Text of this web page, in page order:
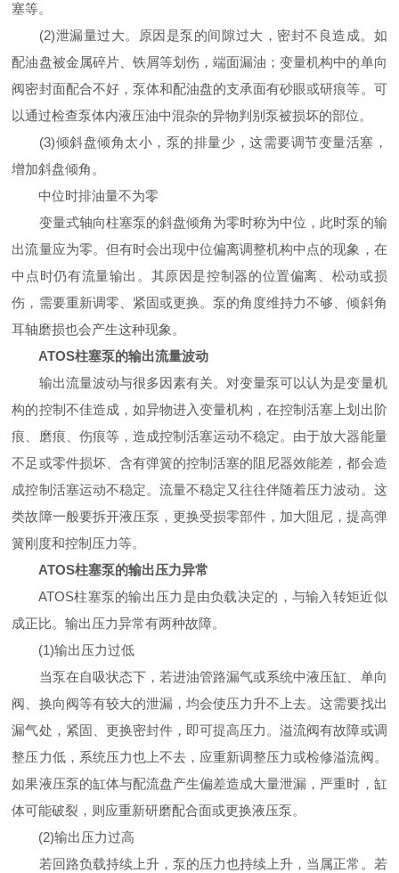
塞等。
(2)泄漏量过大。原因是泵的间隙过大，密封不良造成。如
配油盘被金属碎片、铁屑等划伤，端面漏油；变量机构中的单向
阀密封面配合不好，泵体和配油盘的支承面有砂眼或研痕等。可
以通过检查泵体内液压油中混杂的异物判别泵被损坏的部位。
(3)倾斜盘倾角太小，泵的排量少，这需要调节变量活塞，
增加斜盘倾角。
中位时排油量不为零
变量式轴向柱塞泵的斜盘倾角为零时称为中位，此时泵的输
出流量应为零。但有时会出现中位偏离调整机构中点的现象，在
中点时仍有流量输出。其原因是控制器的位置偏离、松动或损
伤，需要重新调零、紧固或更换。泵的角度维持力不够、倾斜角
耳轴磨损也会产生这种现象。
ATOS柱塞泵的输出流量波动
输出流量波动与很多因素有关。对变量泵可以认为是变量机
构的控制不佳造成，如异物进入变量机构，在控制活塞上划出阶
痕、磨痕、伤痕等，造成控制活塞运动不稳定。由于放大器能量
不足或零件损坏、含有弹簧的控制活塞的阻尼器效能差，都会造
成控制活塞运动不稳定。流量不稳定又往往伴随着压力波动。这
类故障一般要拆开液压泵，更换受损零部件，加大阻尼，提高弹
簧刚度和控制压力等。
ATOS柱塞泵的输出压力异常
ATOS柱塞泵的输出压力是由负载决定的，与输入转矩近似
成正比。输出压力异常有两种故障。
(1)输出压力过低
当泵在自吸状态下，若进油管路漏气或系统中液压缸、单向
阀、换向阀等有较大的泄漏，均会使压力升不上去。这需要找出
漏气处，紧固、更换密封件，即可提高压力。溢流阀有故障或调
整压力低，系统压力也上不去，应重新调整压力或检修溢流阀。
如果液压泵的缸体与配流盘产生偏差造成大量泄漏，严重时，缸
体可能破裂，则应重新研磨配合面或更换液压泵。
(2)输出压力过高
若回路负载持续上升，泵的压力也持续上升，当属正常。若